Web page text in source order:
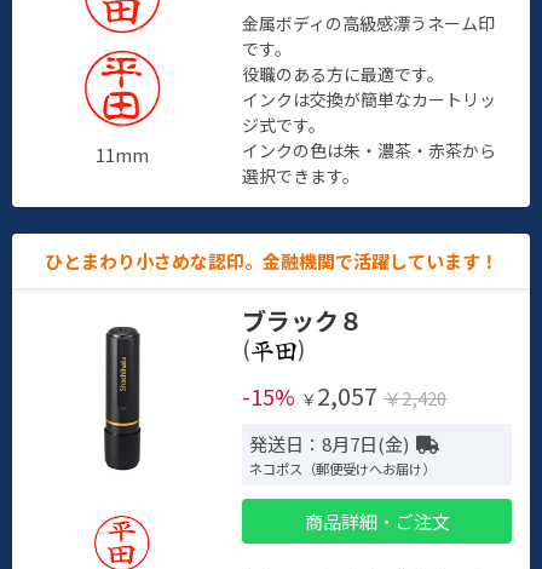
11mm
金属ボディの高級感漂うネーム印
です。
役職のある方に最適です。
インクは交換が簡単なカートリッ
ジ式です。
インクの色は朱・濃茶・赤茶から
選択できます。
ひとまわり小さめな認印。金融機関で活躍しています！
ブラック８
(
)
-15% ￥ 2,057 ￥2,420
発送日：8月7日(金)
ネコポス（郵便受けへお届け）
商品詳細・ご注文